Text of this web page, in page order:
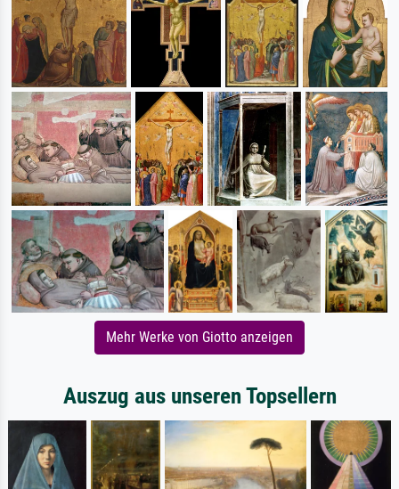
Mehr Werke von Giotto anzeigen
Auszug aus unseren Topsellern